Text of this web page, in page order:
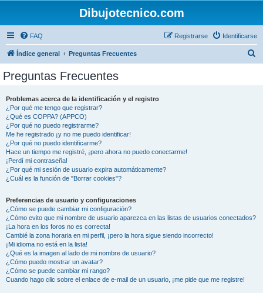
Dibujotecnico.com
FAQ Identificarse
Registrarse
Índice general Preguntas Frecuentes
Preguntas Frecuentes
Problemas acerca de la identificación y el registro
¿Por qué me tengo que registrar?
¿Qué es COPPA? (APPCO)
¿Por qué no puedo registrarme?
Me he registrado ¡y no me puedo identificar!
¿Por qué no puedo identificarme?
Hace un tiempo me registré, ¡pero ahora no puedo conectarme!
¡Perdí mi contraseña!
¿Por qué mi sesión de usuario expira automáticamente?
¿Cuál es la función de "Borrar cookies"?
Preferencias de usuario y configuraciones
¿Cómo se puede cambiar mi configuración?
¿Cómo evito que mi nombre de usuario aparezca en las listas de usuarios conectados?
¡La hora en los foros no es correcta!
Cambié la zona horaria en mi perfil, ¡pero la hora sigue siendo incorrecto!
¡Mi idioma no está en la lista!
¿Qué es la imagen al lado de mi nombre de usuario?
¿Cómo puedo mostrar un avatar?
¿Cómo se puede cambiar mi rango?
Cuando hago clic sobre el enlace de e-mail de un usuario, ¡me pide que me registre!